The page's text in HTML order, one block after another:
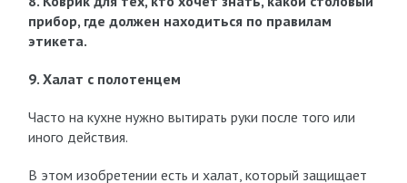
прибор, где должен находиться по правилам
этикета.
9. Халат с полотенцем
Часто на кухне нужно вытирать руки после того или
иного действия.
В этом изобретении есть и халат, который защищает